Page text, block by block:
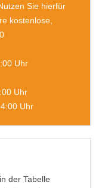
Sie hierfür
kostenlose,
Uhr
Uhr
Uhr
der Tabelle